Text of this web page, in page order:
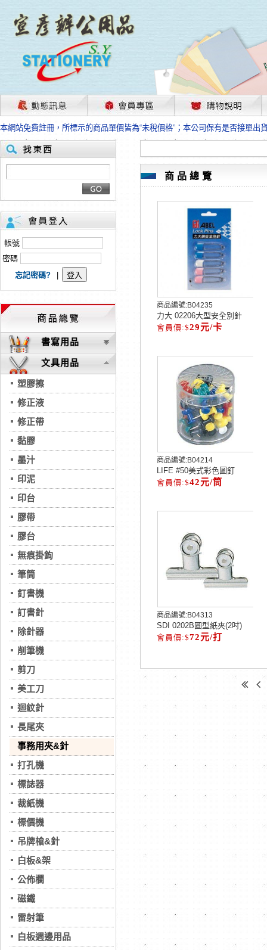
茲因國際情勢變化石油及塑化原物料波動漲幅甚大，部份上游供應商已採取
本網站免費註冊，所標示的商品單價皆為“未稅價格”；本公司保有是否接單出
HP、EPSON、CANON原廠耗材價格浮動，下單前請先跟客服人員確認最新
本網站免費註冊，所標示的商品單價皆為“未稅價格”；本公司保有是否接單出
匯款客戶請注意！因商品繁複來不及發現短缺，遂待客服人員跟您確認訂單
本網站免費註冊，所標示的商品單價皆為“未稅價格”；本公司保有是否接單出
茲因國際情勢變化石油及塑化原物料波動漲幅甚大，部份上游供應商已採取
本網站免費註冊，所標示的商品單價皆為“未稅價格”；本公司保有是否接單出
HP、EPSON、CANON原廠耗材價格浮動，下單前請先跟客服人員確認最新
本網站免費註冊，所標示的商品單價皆為“未稅價格”；本公司保有是否接單出
匯款客戶請注意！因商品繁複來不及發現短缺，遂待客服人員跟您確認訂單
本網站免費註冊，所標示的商品單價皆為“未稅價格”；本公司保有是否接單出
帳號
密碼
忘記密碼?
書寫用品
文具用品
塑膠擦
修正液
修正帶
黏膠
墨汁
印泥
印台
膠帶
膠台
無痕掛鉤
筆筒
釘書機
訂書針
除針器
削筆機
剪刀
美工刀
迴紋針
長尾夾
事務用夾&針
打孔機
標誌器
裁紙機
標價機
吊牌槍&針
白板&架
公佈欄
磁鐵
雷射筆
白板週邊用品
商品總覽
商品編號:B04235
力大 02206大型安全別針
29元/卡
商品編號:B04214
LIFE #50美式彩色圖釘
42元/筒
商品編號:B04313
SDI 0202B圓型紙夾(2吋)
72元/打